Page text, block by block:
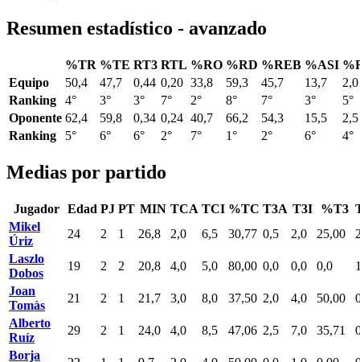
Resumen estadístico - avanzado
%TR %TE RT3 RTL %RO %RD %REB %ASI
Equipo
50,4 47,7 0,44 0,20 33,8 59,3 45,7 13,7
2,0
Ranking
4° 3° 3° 7° 2° 8° 7° 3°
5°
Oponente 62,4 59,8 0,34 0,24 40,7 66,2 54,3 15,5
2,5
Ranking
5° 6° 6° 2° 7° 1° 2° 6° 4°
Medias por partido
Jugador Edad PJ PT MIN TCA TCI %TC T3A T3I %T3
Mikel
Úriz
24 2 1 26,8 2,0 6,5 30,77 0,5 2,0 25,00
Laszlo
Dobos
19 2 2 20,8 4,0 5,0 80,00 0,0 0,0 0,0
Joan
Tomàs
21 2 1 21,7 3,0 8,0 37,50 2,0 4,0 50,00
Alberto
Ruíz
29 2 1 24,0 4,0 8,5 47,06 2,5 7,0 35,71
Borja